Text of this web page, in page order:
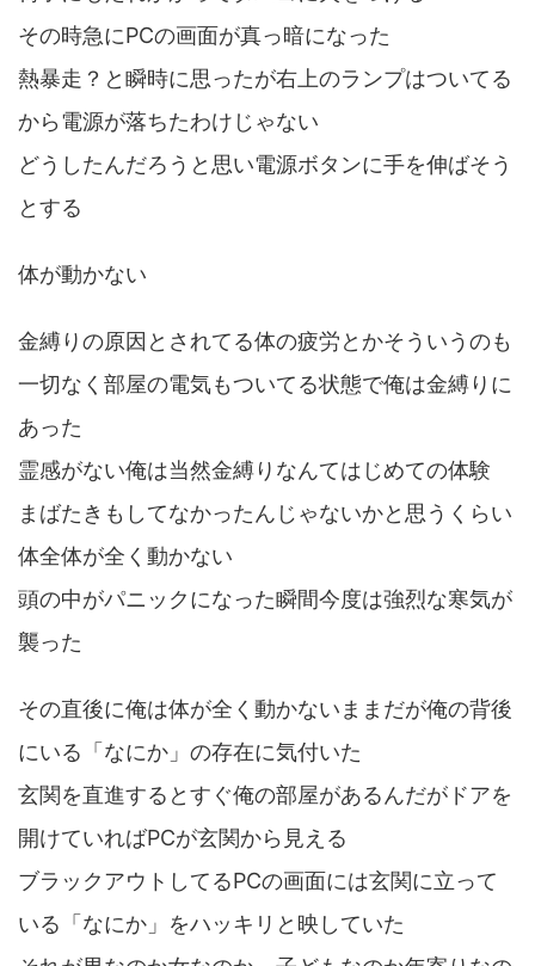
その時急にPCの画面が真っ暗になった
熱暴走？と瞬時に思ったが右上のランプはついてる
から電源が落ちたわけじゃない
どうしたんだろうと思い電源ボタンに手を伸ばそう
とする
体が動かない
金縛りの原因とされてる体の疲労とかそういうのも
一切なく部屋の電気もついてる状態で俺は金縛りに
あった
霊感がない俺は当然金縛りなんてはじめての体験
まばたきもしてなかったんじゃないかと思うくらい
体全体が全く動かない
頭の中がパニックになった瞬間今度は強烈な寒気が
襲った
その直後に俺は体が全く動かないままだが俺の背後
にいる「なにか」の存在に気付いた
玄関を直進するとすぐ俺の部屋があるんだがドアを
開けていればPCが玄関から見える
ブラックアウトしてるPCの画面には玄関に立って
いる「なにか」をハッキリと映していた